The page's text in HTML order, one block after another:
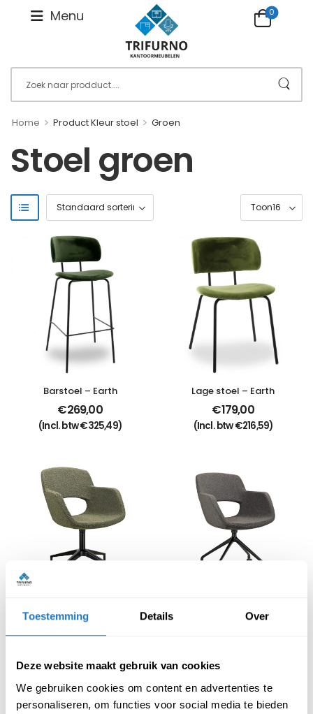
Toestemming Details Over
Deze website maakt gebruik van cookies
We gebruiken cookies om content en advertenties te
personaliseren, om functies voor social media te bieden
Menu 0
Home > Product Kleur stoel > Groen
Stoel groen
Barstoel – Earth
€269,00
(Incl. btw€325,49)
Lage stoel – Earth
€179,00
(Incl. btw€216,59)
kruisvoet
€325,00
op wielen